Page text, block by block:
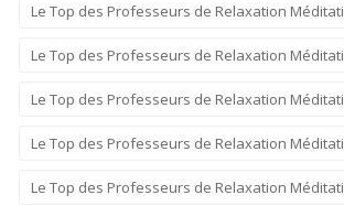
Le Top des Professeurs de Relaxation
Le Top des Professeurs de Relaxation
Le Top des Professeurs de Relaxation
Le Top des Professeurs de Relaxation
Le Top des Professeurs de Relaxation